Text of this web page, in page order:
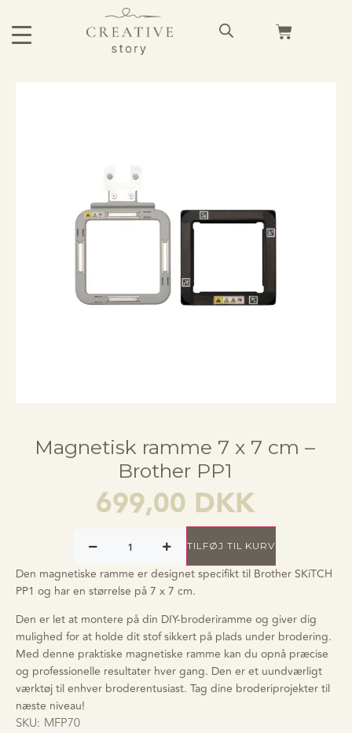
Magnetisk ramme 7 x 7 cm –
Brother PP1
699,00 DKK
TILFØJ TIL KURV
Den magnetiske ramme er designet specifikt til Brother SKiTCH
PP1 og har en størrelse på 7 x 7 cm.
Den er let at montere på din DIY-broderiramme og giver dig
mulighed for at holde dit stof sikkert på plads under brodering.
Med denne praktiske magnetiske ramme kan du opnå præcise
og professionelle resultater hver gang. Den er et uundværligt
værktøj til enhver broderentusiast. Tag dine broderiprojekter til
næste niveau!
SKU: MFP70